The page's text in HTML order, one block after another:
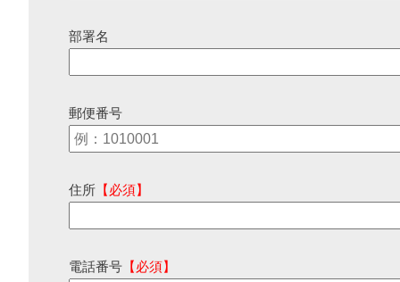
部署名
郵便番号
住所 【必須】
電話番号 【必須】